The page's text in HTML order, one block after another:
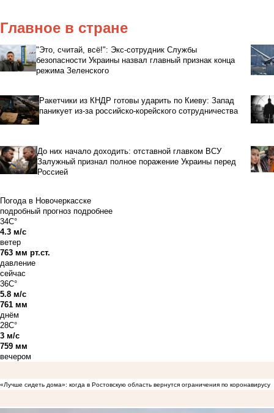
Главное в стране
"Это, считай, всё!": Экс-сотрудник Службы
безопасности Украины назвал главный признак конца
режима Зеленского
Ракетчики из КНДР готовы ударить по Киеву: Запад
паникует из-за российско-корейского сотрудничества
До них начало доходить: отставной главком ВСУ
Залужный признал полное поражение Украины перед
Россией
Погода в Новочеркасске
подробный прогноз подробнее
34C°
4.3 м/с
ветер
763 мм рт.ст.
давление
сейчас
36C°
5.8 м/с
761 мм
днём
28C°
3 м/с
759 мм
вечером
«Лучше сидеть дома»: когда в Ростовскую область вернутся ограничения по коронавирусу